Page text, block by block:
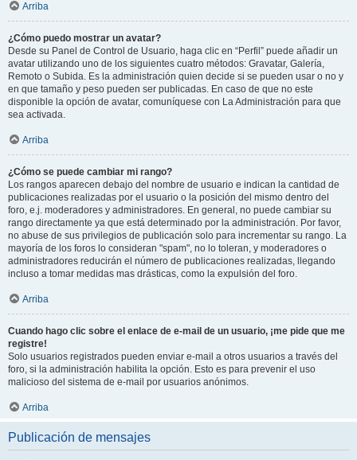
Arriba
¿Cómo puedo mostrar un avatar?
Desde su Panel de Control de Usuario, haga clic en “Perfil” puede añadir un
avatar utilizando uno de los siguientes cuatro métodos: Gravatar, Galería,
Remoto o Subida. Es la administración quien decide si se pueden usar o no y
en que tamaño y peso pueden ser publicadas. En caso de que no este
disponible la opción de avatar, comuníquese con La Administración para que
sea activada.
Arriba
¿Cómo se puede cambiar mi rango?
Los rangos aparecen debajo del nombre de usuario e indican la cantidad de
publicaciones realizadas por el usuario o la posición del mismo dentro del
foro, e.j. moderadores y administradores. En general, no puede cambiar su
rango directamente ya que está determinado por la administración. Por favor,
no abuse de sus privilegios de publicación solo para incrementar su rango. La
mayoría de los foros lo consideran "spam", no lo toleran, y moderadores o
administradores reducirán el número de publicaciones realizadas, llegando
incluso a tomar medidas mas drásticas, como la expulsión del foro.
Arriba
Cuando hago clic sobre el enlace de e-mail de un usuario, ¡me pide que me
registre!
Solo usuarios registrados pueden enviar e-mail a otros usuarios a través del
foro, si la administración habilita la opción. Esto es para prevenir el uso
malicioso del sistema de e-mail por usuarios anónimos.
Arriba
Publicación de mensajes